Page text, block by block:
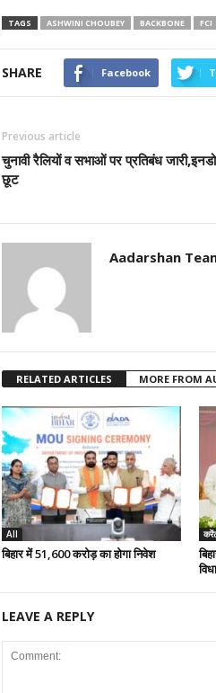
TAGS ASHWINI CHOUBEY BACKBONE FCI
SHARE Facebook
Previous article
चुनावी रैलियों व सभाओं पर प्रतिबंध
छूट
Aadarshan
RELATED ARTICLES MORE FROM
All
बिहार में 51,600 करोड़ का होगा निवेश
LEAVE A REPLY